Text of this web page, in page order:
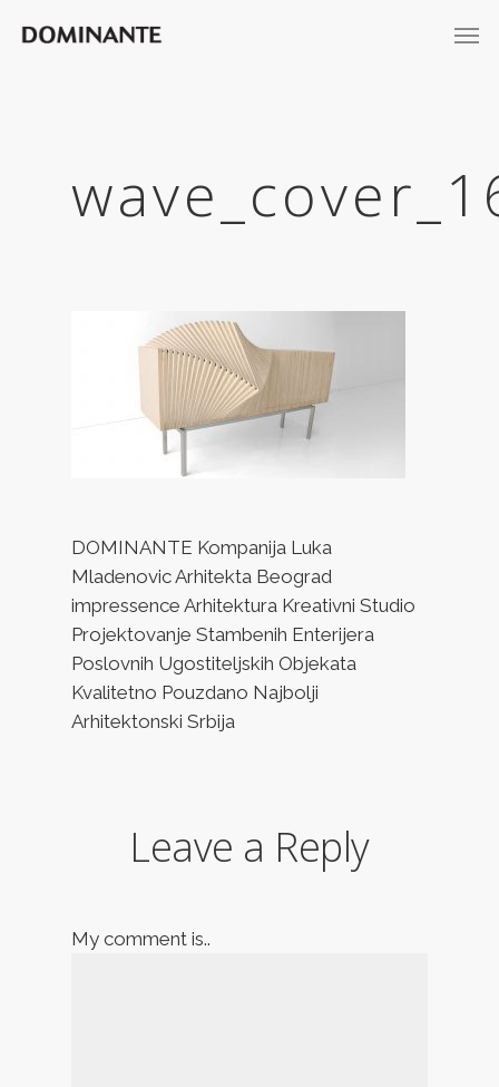
DOMINANTE Kompanija Luka
Mladenovic Arhitekta Beograd
impressence Arhitektura Kreativni Studio
Projektovanje Stambenih Enterijera
Poslovnih Ugostiteljskih Objekata
Kvalitetno Pouzdano Najbolji
Arhitektonski Srbija
Leave a Reply
My comment is..